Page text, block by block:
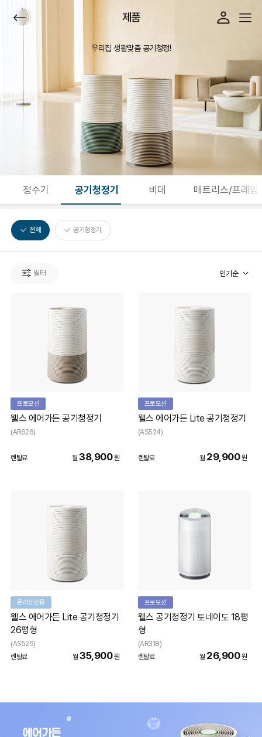
제품
우리집 생활맞춤 공기청정!
정수기 공기청정기 비데 매트리스/프레임
전체 공기청정기
필터 인기순
프로모션
웰스 에어가든 공기청정기
(AR626)
렌탈료 월38,900 원
프로모션
웰스 에어가든 Lite 공기청정기
(AS524)
렌탈료 월 29,900 원
온라인전용
웰스 에어가든 Lite 공기청정기
26평형
(AS526)
렌탈료
월35,900 원
프로모션
웰스 공기청정기 토네이도 18평
형
(AR318)
렌탈료
월 26,900 원